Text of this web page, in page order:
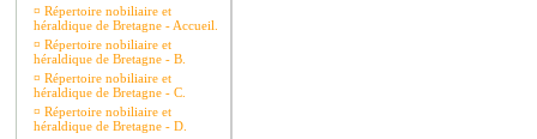
¤ Répertoire nobiliaire et
héraldique de Bretagne - Accueil.
¤ Répertoire nobiliaire et
héraldique de Bretagne - B.
¤ Répertoire nobiliaire et
héraldique de Bretagne - C.
¤ Répertoire nobiliaire et
héraldique de Bretagne - D.